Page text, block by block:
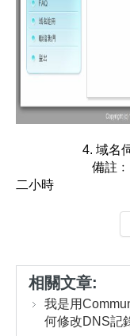
4. 域名
備註﹕
二小時
相關文章:
我是用
何修改DNS記